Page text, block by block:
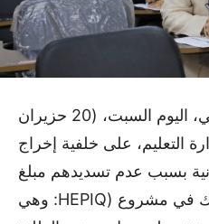
وجه النائب محمد الخفاجي، اليوم السبت، (20 حزيران
التعليم، على خلفية إخراج
بسبب عدم تسديدهم مبلغ
66 ألف دينار كأجور اشتراك في مشروع (HEPIQ: وهي